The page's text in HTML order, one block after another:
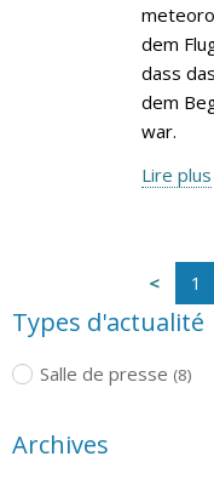
dem
dass
dem
war.
Lire plus
1
Types d'actualité
Salle de presse (8)
Archives